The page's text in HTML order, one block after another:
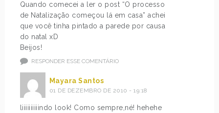
Quando comecei a ler o post “O processo
de Natalização começou lá em casa” achei
que você tinha pintado a parede por causa
do natal xD
Beijos!
RESPONDER ESSE COMENTÁRIO
Mayara Santos
01 DE DEZEMBRO DE 2010 - 19:18
liiiiiiiiiindo look! Como sempre,né! hehehe